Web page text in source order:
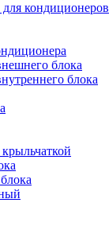
кондиционеров
блока
блока